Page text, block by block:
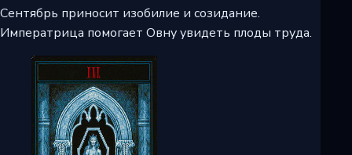
Сентябрь приносит изобилие и созидание.
Императрица помогает Овну увидеть плоды труда.